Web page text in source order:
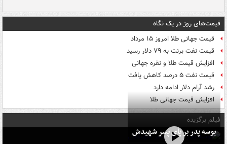
قیمت‌های روز در یک نگاه
قیمت جهانی طلا امروز ۱۵ مرداد
قیمت نفت برنت به ۷۹ دلار رسید
افزایش قیمت طلا و نقره جهانی
قیمت نفت ۵ درصد کاهش یافت
رشد آرام دلار ادامه دارد
افزایش قیمت جهانی طلا
فیلم برگزیده
بوسه‌ پدر بر پای پسر شهیدش